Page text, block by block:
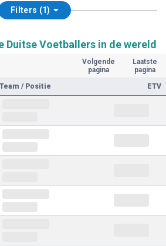
Filters (1)
Duitse Voetballers in de wereld
Volgende
pagina
Laatste
pagina
/ Positie ETV